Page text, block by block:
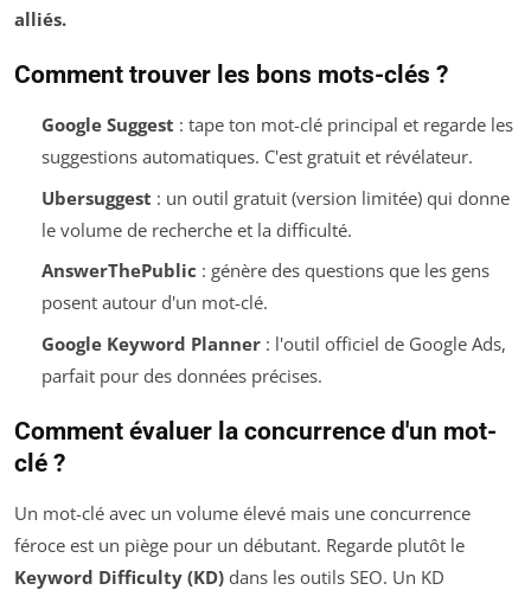
alliés.
Comment trouver les bons mots-clés ?
Google Suggest : tape ton mot-clé principal et regarde les
suggestions automatiques. C'est gratuit et révélateur.
Ubersuggest : un outil gratuit (version limitée) qui donne
le volume de recherche et la difficulté.
AnswerThePublic : génère des questions que les gens
posent autour d'un mot-clé.
Google Keyword Planner: l'outil officiel de Google Ads,
parfait pour des données précises.
Comment évaluer la concurrence d'un mot-
clé ?
Un mot-clé avec un volume élevé mais une concurrence
féroce est un piège pour un débutant. Regarde plutôt le
Keyword Difficulty (KD) dans les outils SEO. Un KD